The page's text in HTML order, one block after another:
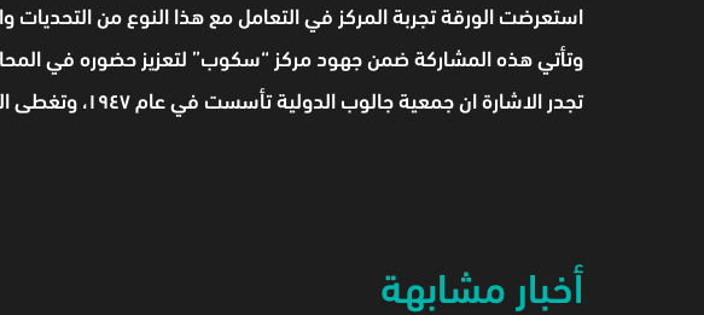
استعرضت الورقة تجربة المركز في التعامل مع هذا النوع من
وتأتي هذه المشاركة ضمن جهود مركز “سكوب” لتعزيز حضوره في المحافل
تجدر الاشارة ان جمعية جالوب الدولية تأسست في عام ١٩٤٧، وتغطى الآن ٨٠% من الرأي العام الدولي.
أخبار مشابهة